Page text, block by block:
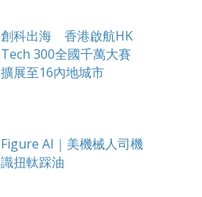
創科出海 香港啟航HK
Tech 300全國千萬大賽
擴展至16內地城市
Figure AI｜美機械人司機
識扭軚踩油